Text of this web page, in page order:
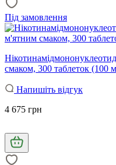
Під замовлення
смаком, 300 таблеток (100
Напишіть відгук
4 675 грн